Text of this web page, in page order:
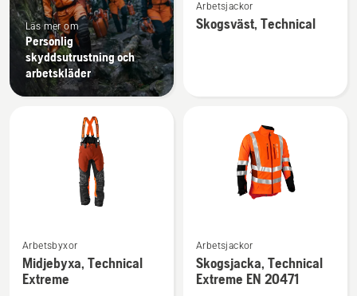
Läs mer om
Personlig
skyddsutrustning och
arbetskläder
mer
information
Arbetsjackor
Skogsväst, Technical
Se
mer
information
Arbetsbyxor
Midjebyxa, Technical
Extreme
Se
mer
information
Arbetsjackor
Skogsjacka, Technical
Extreme EN 20471